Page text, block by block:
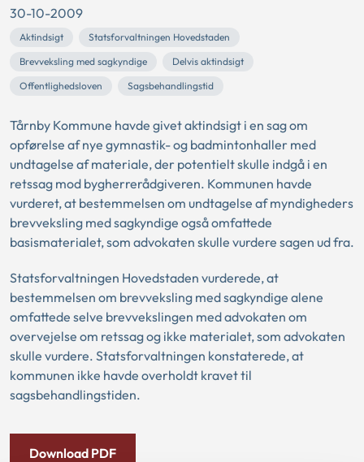
30-10-2009
Aktindsigt
Statsforvaltningen Hovedstaden
Brevveksling med sagkyndige
Delvis aktindsigt
Offentlighedsloven
Sagsbehandlingstid
Tårnby Kommune havde givet aktindsigt i en sag om
opførelse af nye gymnastik- og badmintonhaller med
undtagelse af materiale, der potentielt skulle indgå i en
retssag mod bygherrerådgiveren. Kommunen havde
vurderet, at bestemmelsen om undtagelse af myndigheders
brevveksling med sagkyndige også omfattede
basismaterialet, som advokaten skulle vurdere sagen ud fra.
Statsforvaltningen Hovedstaden vurderede, at
bestemmelsen om brevveksling med sagkyndige alene
omfattede selve brevvekslingen med advokaten om
overvejelse om retssag og ikke materialet, som advokaten
skulle vurdere. Statsforvaltningen konstaterede, at
kommunen ikke havde overholdt kravet til
sagsbehandlingstiden.
Download PDF